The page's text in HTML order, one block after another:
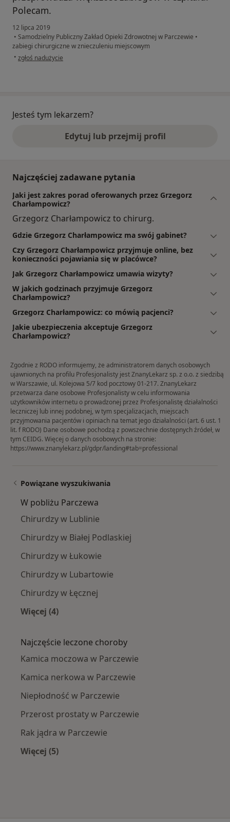
Polecam.
12 lipca 2019
• Samodzielny Publiczny Zakład Opieki Zdrowotnej w Parczewie •
zabiegi chirurgiczne w znieczuleniu miejscowym
• w opinii użytkownika Konto zostało usunięte
zgłoś nadużycie
Jesteś tym lekarzem?
Edytuj lub przejmij profil
Najczęściej zadawane pytania
Jaki jest zakres porad oferowanych przez Grzegorz
Charłampowicz?
Grzegorz Charłampowicz to chirurg.
Gdzie Grzegorz Charłampowicz ma swój gabinet?
Czy Grzegorz Charłampowicz przyjmuje online, bez
konieczności pojawiania się w placówce?
Jak Grzegorz Charłampowicz umawia wizyty?
W jakich godzinach przyjmuje Grzegorz
Charłampowicz?
Grzegorz Charłampowicz: co mówią pacjenci?
Jakie ubezpieczenia akceptuje Grzegorz
Charłampowicz?
Zgodnie z RODO informujemy, że administratorem danych osobowych
ujawnionych na profilu Profesjonalisty jest ZnanyLekarz sp. z o.o. z siedzibą
w Warszawie, ul. Kolejowa 5/7 kod pocztowy 01-217. ZnanyLekarz
przetwarza dane osobowe Profesjonalisty w celu informowania
użytkowników internetu o prowadzonej przez Profesjonalistę działalności
leczniczej lub innej podobnej, w tym specjalizacjach, miejscach
przyjmowania pacjentów i opiniach na temat jego działalności (art. 6 ust. 1
lit. f RODO) Dane osobowe pochodzą z powszechnie dostępnych źródeł, w
tym CEIDG. Więcej o danych osobowych na stronie:
https://www.znanylekarz.pl/gdpr/landing#tab=professional
Powiązane wyszukiwania
W pobliżu Parczewa
Chirurdzy w Lublinie
Chirurdzy w Białej Podlaskiej
Chirurdzy w Łukowie
Chirurdzy w Lubartowie
Chirurdzy w Łęcznej
Więcej (4)
Najczęście leczone choroby
Kamica moczowa w Parczewie
Kamica nerkowa w Parczewie
Niepłodność w Parczewie
Przerost prostaty w Parczewie
Rak jądra w Parczewie
Więcej (5)